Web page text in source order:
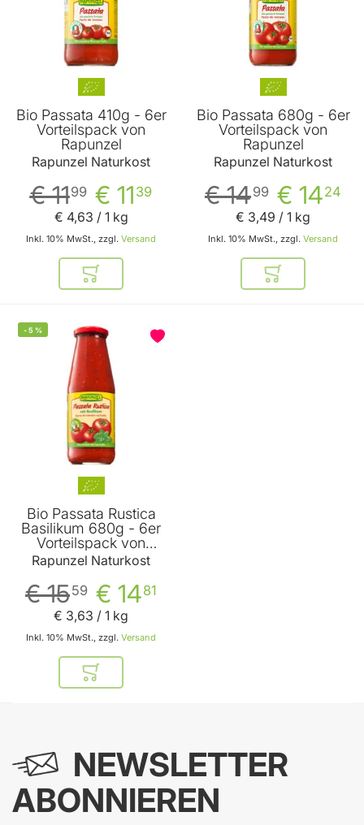
Bio Passata 410g - 6er
Vorteilspack von
Rapunzel
Rapunzel Naturkost
€ 11 39
€ 1199
Inkl. 10% MwSt., zzgl. Versand
€ 4,63 / 1 kg
In den Warenkorb
Bio Passata 680g - 6er
Vorteilspack von
Rapunzel
Rapunzel Naturkost
€ 1424
€ 1499
Inkl. 10% MwSt., zzgl. Versand
€ 3,49 / 1 kg
In den
-5 %
Bio Passata Rustica
Basilikum 680g - 6er
Vorteilspack von
Rapunzel
Rapunzel Naturkost
€ 1481
€ 1559
Inkl. 10% MwSt., zzgl. Versand
€ 3,63 / 1 kg
In den Warenkorb
NEWSLETTER
ABONNIEREN